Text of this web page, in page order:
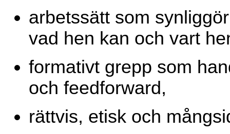
arbetssätt som
vad hen kan och vart
formativt grepp som
och feedforward,
rättvis, etisk och